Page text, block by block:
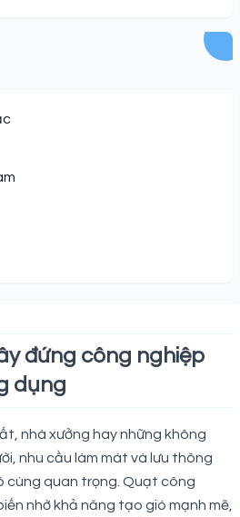
đứng công nghiệp
dụng
nhà xưởng hay những không
nhu cầu làm mát và lưu thông
cùng quan trọng. Quạt công
nhờ khả năng tạo gió mạnh mẽ,